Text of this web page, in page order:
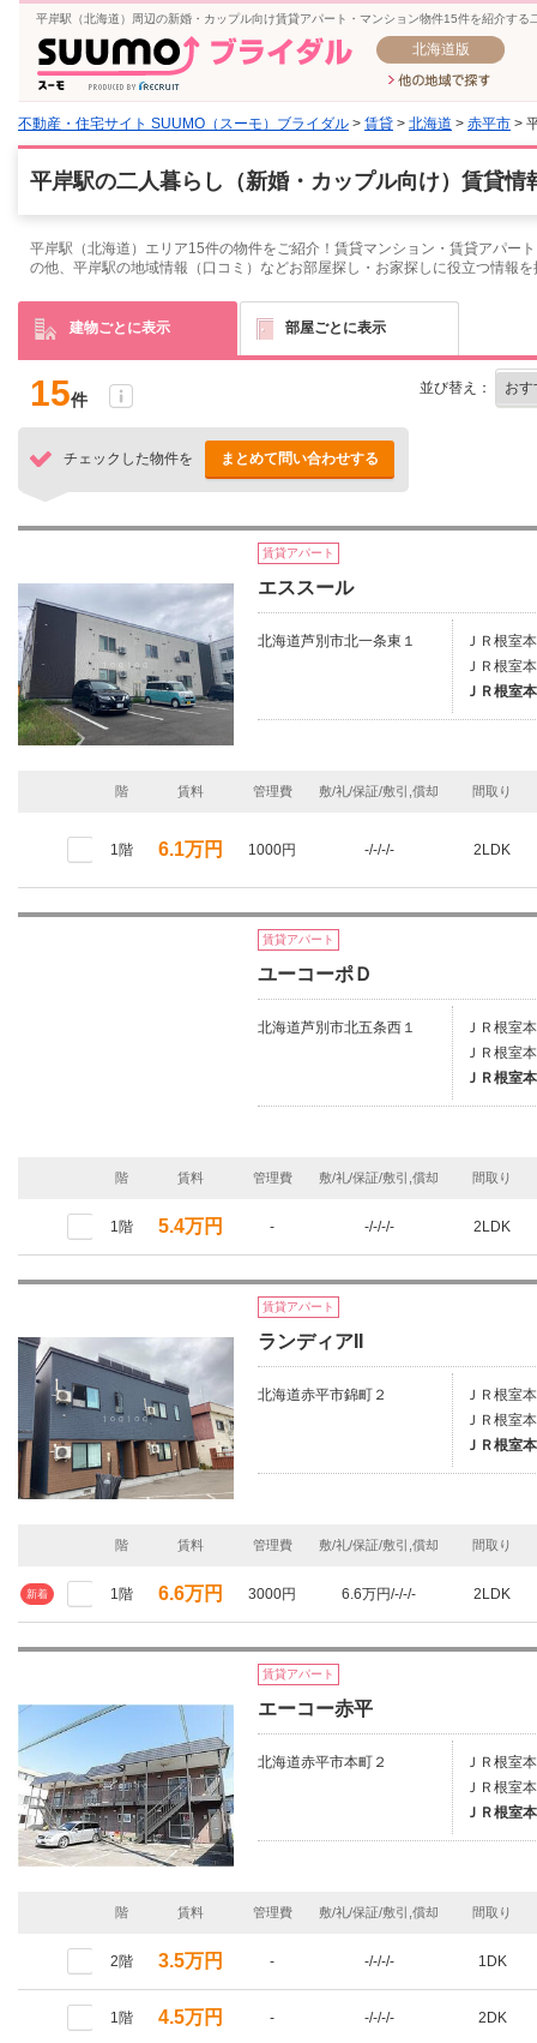
平岸駅（北海道）周辺の新婚・カップル向け賃貸アパート・マンション物件15件を紹介する
北海道版
不動産・住宅サイト SUUMO（スーモ）ブライダル > 賃貸 > 北海道 > 赤平市 >
平岸駅の二人暮らし（新婚・カップル向け）賃貸情
平岸駅（北海道）エリア15件の物件をご紹介！賃貸マンション・賃貸アパー
の他、平岸駅の地域情報（口コミ）などお部屋探し・お家探しに役立つ情報
建物ごとに表示 部屋ごとに表示
15件
並び替え：
チェックした物件を まとめて問い合わせする
賃貸アパート
エススール
北海道芦別市北一条東１
ＪＲ根室
ＪＲ根室
ＪＲ根室
階 賃料 管理費 敷/礼/保証/敷引,償却 間取り
1階 6.1万円 1000円 -/-/-/- 2LDK
賃貸アパート
ユーコーポＤ
北海道芦別市北五条西１
ＪＲ根室
ＪＲ根室
ＪＲ根室
階 賃料 管理費 敷/礼/保証/敷引,償却 間取り
1階 5.4万円 - -/-/-/- 2LDK
賃貸アパート
ランディアII
北海道赤平市錦町２
ＪＲ根室
ＪＲ根室
ＪＲ根室
階 賃料 管理費 敷/礼/保証/敷引,償却 間取り
新着 1階 6.6万円 3000円 6.6万円/-/-/- 2LDK
賃貸アパート
エーコー赤平
北海道赤平市本町２
ＪＲ根室
ＪＲ根室
ＪＲ根室
階 賃料 管理費 敷/礼/保証/敷引,償却 間取り
2階 3.5万円 - -/-/-/- 1DK
1階 4.5万円 - -/-/-/- 2DK